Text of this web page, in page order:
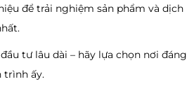
để trải nghiệm sản phẩm và dịch
tư lâu dài – hãy lựa chọn nơi đáng
trình ấy.